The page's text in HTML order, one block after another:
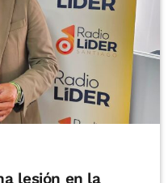
lesión en la